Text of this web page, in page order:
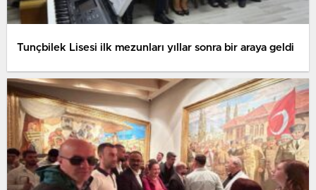
Tunçbilek Lisesi ilk mezunları yıllar sonra bir araya geldi